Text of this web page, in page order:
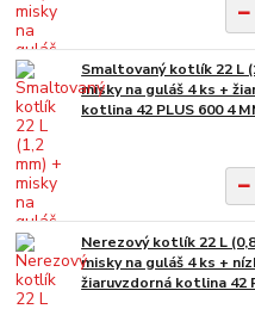
Smaltovaný kotlík 22 L
misky na guláš 4 ks +
kotlina 42 PLUS 600 4
Nerezový kotlík 22 L
misky na guláš 4 ks +
žiaruvzdorná kotlina 42